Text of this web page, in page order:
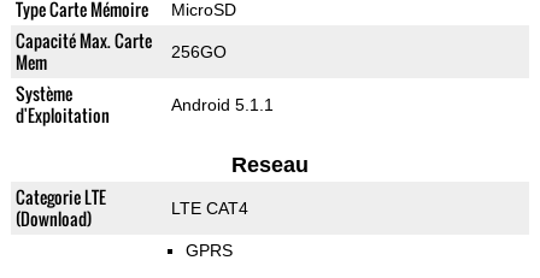
Type Carte Mémoire MicroSD
Capacité Max. Carte
Mem
256GO
Système
d'Exploitation
Android 5.1.1
Reseau
Categorie LTE
(Download)
LTE CAT4
GPRS